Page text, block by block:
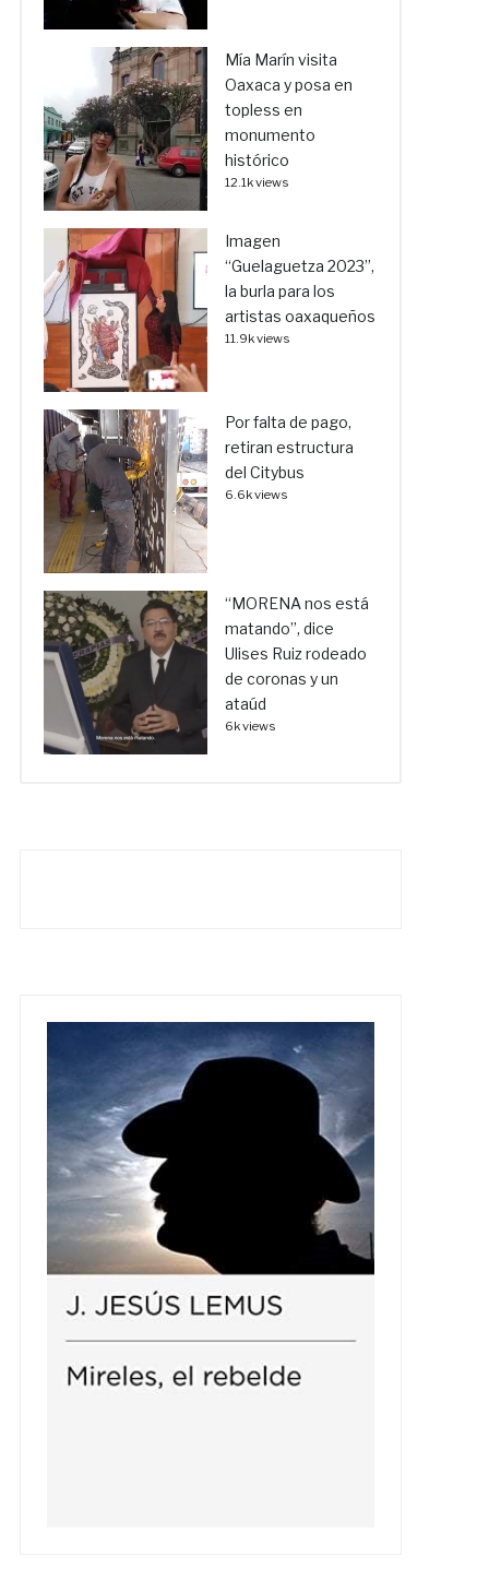
Mía Marín visita
Oaxaca y posa en
topless en
monumento
histórico
12.1k views
Imagen
“Guelaguetza 2023”,
la burla para los
artistas oaxaqueños
11.9k views
Por falta de pago,
retiran estructura
del Citybus
6.6k views
“MORENA nos está
matando”, dice
Ulises Ruiz rodeado
de coronas y un
ataúd
6k views